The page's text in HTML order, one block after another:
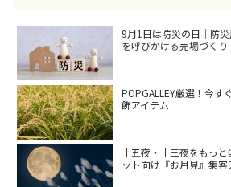
9月1日は防災の日｜防
を呼びかける売場づくり
POPGALLEY厳選！今す
飾アイテム
十五夜・十三夜をもっ
ット向け『お月見』集